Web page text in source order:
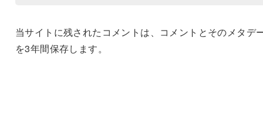
当サイトに残されたコメントは、コメントとそのメタデ
を3年間保存します。